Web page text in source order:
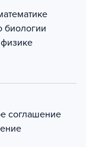
соглашение